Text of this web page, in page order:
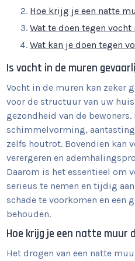
Hoe krijg je een natte
Wat te doen tegen
Wat kan je doen tegen
Is vocht in de muren
Vocht in de muren kan zeker
voor de structuur van uw
gezondheid van de
schimmelvorming,
zelfs houtrot. Bovendien kan
verergeren en
Daarom is het essentieel om
serieus te nemen en tijdig
schade te voorkomen en een
behouden.
Hoe krijg je een natte muur
Het drogen van een natte